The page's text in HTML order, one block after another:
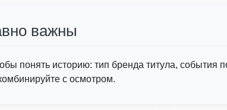
Autocheck
важны
понять историю: тип бренда титула, события
с осмотром.